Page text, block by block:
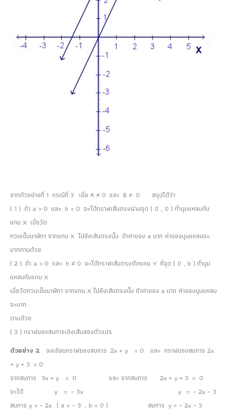
จากตัวอย่างที่ 1 กรณีที่ 3 เมื่อ A ≠ 0 และ B ≠ 0
สรุปได้ว่า
( 1 ) ถ้า a > 0 และ b = 0 จะได้กราฟเส้นตรงผ่านจุด ( 0 , 0 ) ทำมุมแหลมกับ
แกน X เมื่อวัด
ทวนเข็มนาฬิกา จากแกน X ไปยังเส้นตรงนั้น ถ้าค่าของ a มาก ค่าของมุมแหลมจะ
มากตามด้วย
( 2 ) ถ้า a > 0 และ b ≠ 0 จะได้กราฟเส้นตรงตัดแกน Y ที่จุด ( 0 , b ) ทำมุม
แหลมกับแกน X
เมื่อวัดทวนเข็มนาฬิกา จากแกน X ไปยังเส้นตรงนั้น ถ้าค่าของ a มาก ค่าของมุมแหลม
จะมาก
ตามด้วย
( 3 ) กราฟของสมการเชิงเส้นสองตัวแปร
ตัวอย่าง 2 จงเขียนกราฟของสมการ 2x + y = 0 และ กราฟของสมการ 2x
+ y + 3 = 0
จากสมการ 3x + y = 0 และ จากสมการ 2x + y + 3 = 0
จะได้ y = – 3x y = – 2x – 3
สมการ y = – 2x ( a = – 3 , b = 0 ) สมการ y = – 2x – 3